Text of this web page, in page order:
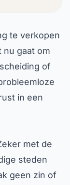
te verkopen
nu gaat om
of
in een
met de
steden
geen zin of